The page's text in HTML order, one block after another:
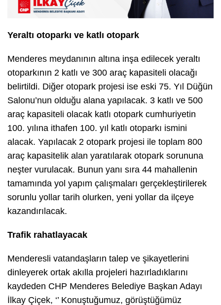
Yeraltı otoparkı ve katlı otopark
Menderes meydanının altına inşa edilecek yeraltı
otoparkının 2 katlı ve 300 araç kapasiteli olacağı
belirtildi. Diğer otopark projesi ise eski 75. Yıl Düğün
Salonu’nun olduğu alana yapılacak. 3 katlı ve 500
araç kapasiteli olacak katlı otopark cumhuriyetin
100. yılına ithafen 100. yıl katlı otoparkı ismini
alacak. Yapılacak 2 otopark projesi ile toplam 800
araç kapasitelik alan yaratılarak otopark sorununa
neşter vurulacak. Bunun yanı sıra 44 mahallenin
tamamında yol yapım çalışmaları gerçekleştirilerek
sorunlu yollar tarih olurken, yeni yollar da ilçeye
kazandırılacak.
Trafik rahatlayacak
Menderesli vatandaşların talep ve şikayetlerini
dinleyerek ortak akılla projeleri hazırladıklarını
kaydeden CHP Menderes Belediye Başkan Adayı
İlkay Çiçek, ‘’ Konuştuğumuz, görüştüğümüz